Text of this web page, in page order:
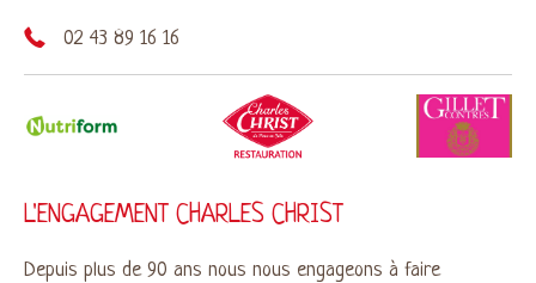
02 43 89 16 16
L'ENGAGEMENT CHARLES CHRIST
Depuis plus de 90 ans nous nous engageons à faire